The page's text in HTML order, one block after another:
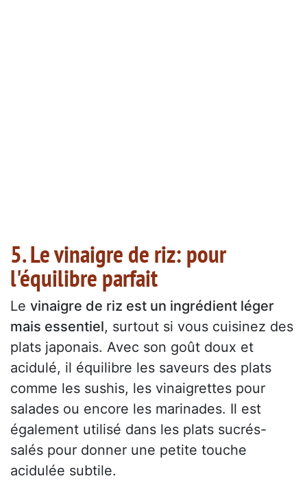
5. Le vinaigre de riz: pour
l'équilibre parfait
Le vinaigre de riz est un ingrédient léger
mais essentiel, surtout si vous cuisinez des
plats japonais. Avec son goût doux et
acidulé, il équilibre les saveurs des plats
comme les sushis, les vinaigrettes pour
salades ou encore les marinades. Il est
également utilisé dans les plats sucrés-
salés pour donner une petite touche
acidulée subtile.